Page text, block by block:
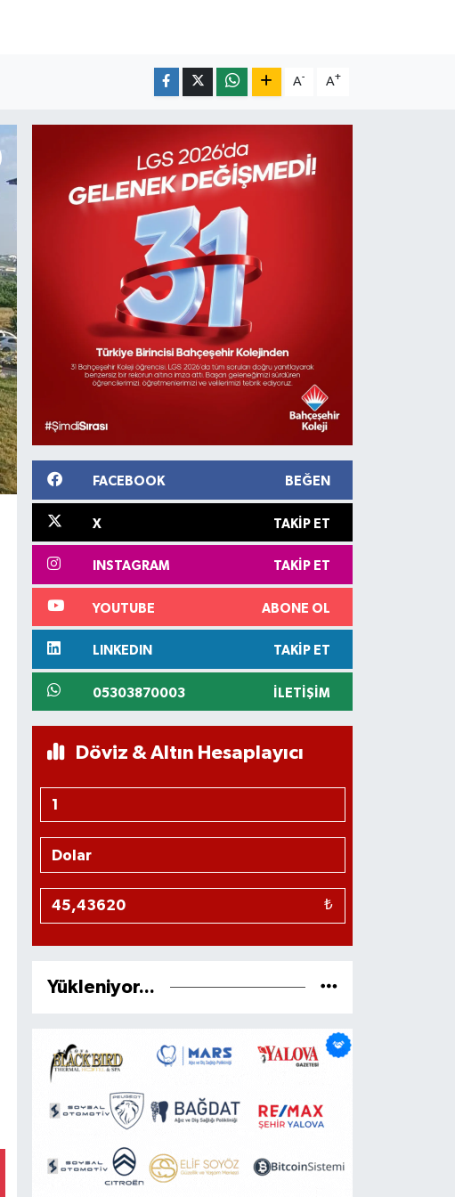
A- A+
FACEBOOK BEĞEN
X TAKIP ET
INSTAGRAM TAKIP ET
YOUTUBE ABONE OL
LINKEDIN TAKIP ET
05303870003 İLETIŞIM
Döviz & Altın Hesaplayıcı
₺
Yükleniyor...